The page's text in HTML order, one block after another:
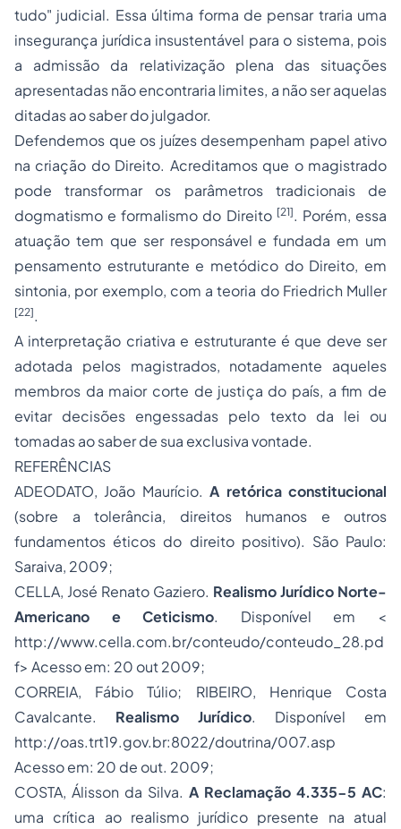
tudo" judicial. Essa última forma de pensar traria uma
insegurança jurídica insustentável para o sistema, pois
a admissão da relativização plena das situações
apresentadas não encontraria limites, a não ser aquelas
ditadas ao saber do julgador.
Defendemos que os juízes desempenham papel ativo
na criação do Direito. Acreditamos que o magistrado
pode transformar os parâmetros tradicionais de
dogmatismo e formalismo do Direito [21]. Porém, essa
atuação tem que ser responsável e fundada em um
pensamento estruturante e metódico do Direito, em
sintonia, por exemplo, com a teoria do Friedrich Muller
[22].
A interpretação criativa e estruturante é que deve ser
adotada pelos magistrados, notadamente aqueles
membros da maior corte de justiça do país, a fim de
evitar decisões engessadas pelo texto da lei ou
tomadas ao saber de sua exclusiva vontade.
REFERÊNCIAS
ADEODATO, João Maurício.A retórica constitucional
(sobre a tolerância, direitos humanos e outros
fundamentos éticos do direito positivo). São Paulo:
Saraiva, 2009;
CELLA, José Renato Gaziero. Realismo Jurídico Norte-
Americano e Ceticismo. Disponível em <
http://www.cella.com.br/conteudo/conteudo_28.pd
f> Acesso em: 20 out 2009;
CORREIA, Fábio Túlio; RIBEIRO, Henrique Costa
Cavalcante. Realismo Jurídico. Disponível em
http://oas.trt19.gov.br:8022/doutrina/007.asp
Acesso em: 20 de out. 2009;
COSTA, Álisson da Silva. A Reclamação 4.335-5 AC:
uma crítica ao realismo jurídico presente na atual